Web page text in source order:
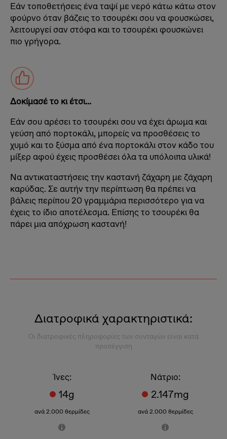
Εάν τοποθετήσεις ένα ταψί με νερό κάτω κάτω στον
φούρνο όταν βάζεις το τσουρέκι σου να φουσκώσει,
λειτουργεί σαν στόφα και το τσουρέκι φουσκώνει
πιο γρήγορα.
Δοκίμασέ το κι έτσι...
Εάν σου αρέσει το τσουρέκι σου να έχει άρωμα και
γεύση από πορτοκάλι, μπορείς να προσθέσεις το
χυμό και το ξύσμα από ένα πορτοκάλι στον κάδο του
μίξερ αφού έχεις προσθέσει όλα τα υπόλοιπα υλικά!
Να αντικαταστήσεις την καστανή ζάχαρη με ζάχαρη
καρύδας. Σε αυτήν την περίπτωση θα πρέπει να
βάλεις περίπου 20 γραμμάρια περισσότερο για να
έχεις το ίδιο αποτέλεσμα. Επίσης το τσουρέκι θα
πάρει μια απόχρωση καστανή!
Διατροφικά χαρακτηριστικά:
Οι διατροφικές πληροφορίες των συνταγών είναι κατά
προσέγγιση
Ίνες:
14g
ανά 2.000 θερμίδες
Νάτριο:
2.147mg
ανά 2.000 θερμίδες